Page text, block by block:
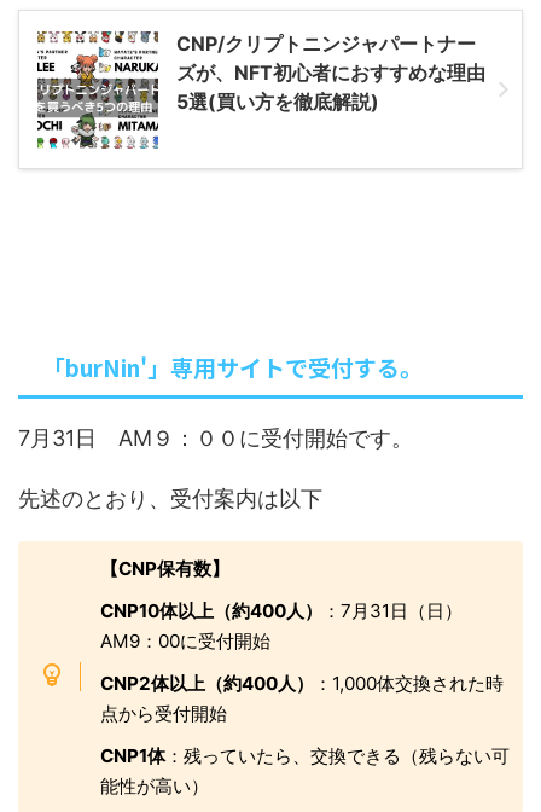
CNP/クリプトニンジャパートナー
ズが、NFT初心者におすすめな理由
5選(買い方を徹底解説)
「burNin'」専用サイトで受付する。
7月31日 AM９：００に受付開始です。
先述のとおり、受付案内は以下
【CNP保有数】
CNP10体以上（約400人）
：7月31日（日）
AM9：00に受付開始
CNP2体以上（約400人）
：1,000体交換された時
点から受付開始
CNP1体：残っていたら、交換できる（残らない可
能性が高い）